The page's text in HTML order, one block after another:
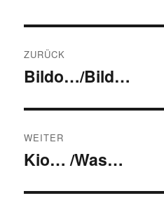
ZURÜCK
Vorheriger
Bildo…/Bild…
WEITER
Nächster
Kio… /Was…